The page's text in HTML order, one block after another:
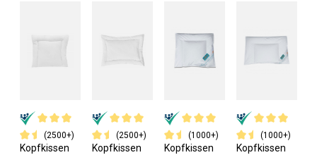
e 2
ekl
ass
ass
e 3
ass
ass
(2500+)
Kopfkissen
(2500+)
Kopfkissen
(1000+)
Kopfkissen
(1000+)
Kopfkissen